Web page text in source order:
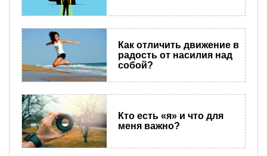
Как отличить движение в
радость от насилия над
собой?
Кто есть «я» и что для
меня важно?